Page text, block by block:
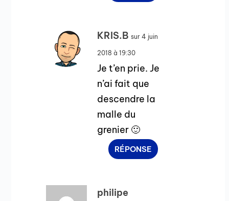
KRIS.B sur 4 juin
2018 à 19:30
Je t’en prie. Je
n’ai fait que
descendre la
malle du
grenier 🙂
RÉPONSE
philipe